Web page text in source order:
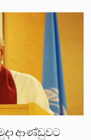
ආණ්ඩුවට